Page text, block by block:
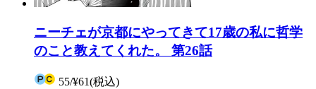
ニーチェが京都にやってきて17歳の私に哲学
のこと教えてくれた。 第26話
55/¥61(税込)